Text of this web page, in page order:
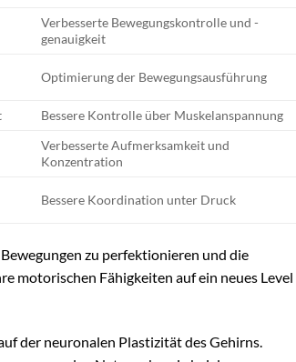
Verbesserte Bewegungskontrolle und -
genauigkeit
Optimierung der Bewegungsausführung
Bessere Kontrolle über Muskelanspannung
Verbesserte Aufmerksamkeit und
Konzentration
Bessere Koordination unter Druck
zu perfektionieren und die
motorischen Fähigkeiten auf ein neues Level
der neuronalen Plastizität des Gehirns.